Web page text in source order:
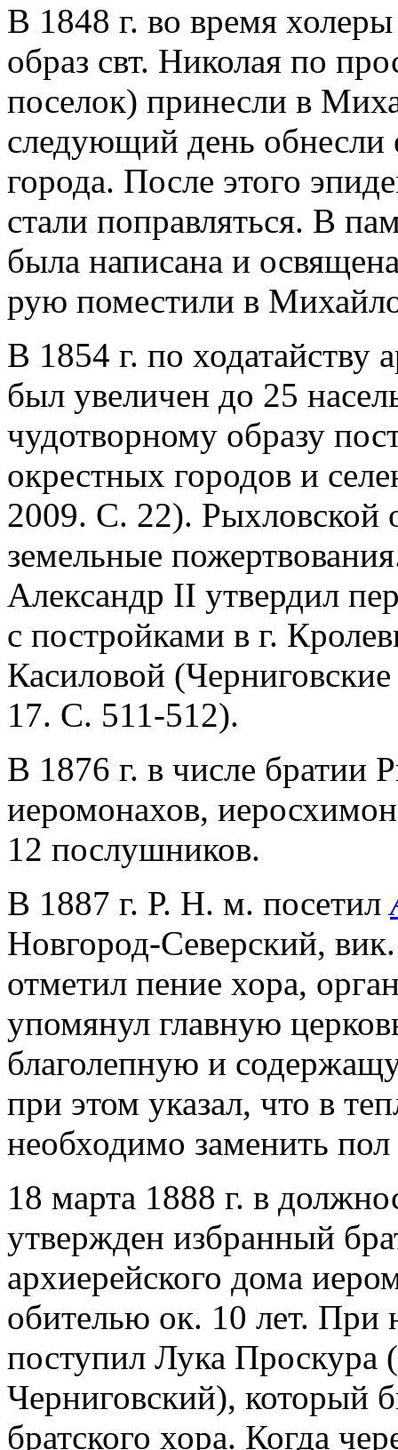
В 1848 г. во время
образ свт. Николая по
поселок) принесли в
следующий день обнесли
города. После этого
стали поправляться. В
была написана и
рую поместили в
В 1854 г. по
был увеличен до 25
чудотворному образу
окрестных городов и
2009. С. 22). Рыхловской
земельные
Александр II утвердил
с постройками в г.
Касиловой
17. С. 511-512).
В 1876 г. в числе братии
иеромонахов,
12 послушников.
В 1887 г. Р. Н. м. посетил
Новгород-Северский,
отметил пение хора,
упомянул главную
благолепную и
при этом указал, что в
необходимо заменить
18 марта 1888 г. в
утвержден избранный
архиерейского дома
обителью ок. 10 лет.
поступил Лука Проскура
Черниговский), который
братского хора. Когда